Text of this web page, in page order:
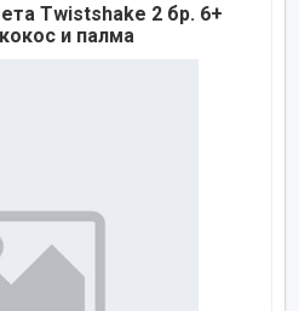
Twistshake 2 бр. 6+
и палма